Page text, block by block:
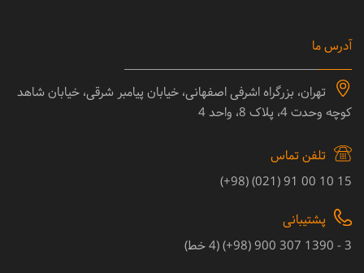
آدرس ما
تهران، بزرگراه اشرفی اصفهانی، خیابان پیامبر شرقی، خیابان شاهد
کوچه وحدت 4، پلاک 8، واحد 4
تلفن تماس
15 10 00 91 (021) (98+)
پشتیبانی
3 - 1390 307 900 (98+) (4 خط)